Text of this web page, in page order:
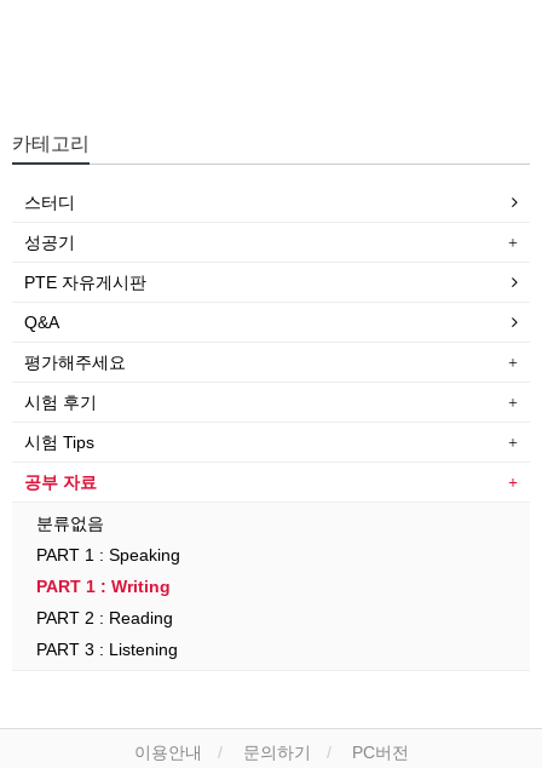
카테고리
스터디
성공기
PTE 자유게시판
Q&A
평가해주세요
시험 후기
시험 Tips
공부 자료
분류없음
PART 1 : Speaking
PART 1 : Writing
PART 2 : Reading
PART 3 : Listening
이용안내 문의하기 PC버전